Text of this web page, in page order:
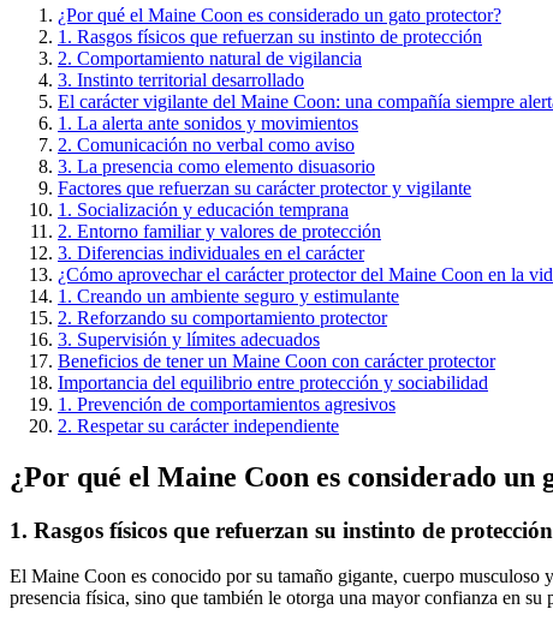
¿Por qué el Maine Coon es considerado un gato protector?
1. Rasgos físicos que refuerzan su instinto de protección
2. Comportamiento natural de vigilancia
3. Instinto territorial desarrollado
El carácter vigilante del Maine Coon: una compañía siempre
1. La alerta ante sonidos y movimientos
2. Comunicación no verbal como aviso
3. La presencia como elemento disuasorio
Factores que refuerzan su carácter protector y vigilante
1. Socialización y educación temprana
2. Entorno familiar y valores de protección
3. Diferencias individuales en el carácter
¿Cómo aprovechar el carácter protector del Maine Coon en la
1. Creando un ambiente seguro y estimulante
2. Reforzando su comportamiento protector
3. Supervisión y límites adecuados
Beneficios de tener un Maine Coon con carácter protector
Importancia del equilibrio entre protección y sociabilidad
1. Prevención de comportamientos agresivos
2. Respetar su carácter independiente
¿Por qué el Maine Coon es considerado un
1. Rasgos físicos que refuerzan su instinto de protección
El Maine Coon es conocido por su tamaño gigante, cuerpo musculoso
presencia física, sino que también le otorga una mayor confianza en